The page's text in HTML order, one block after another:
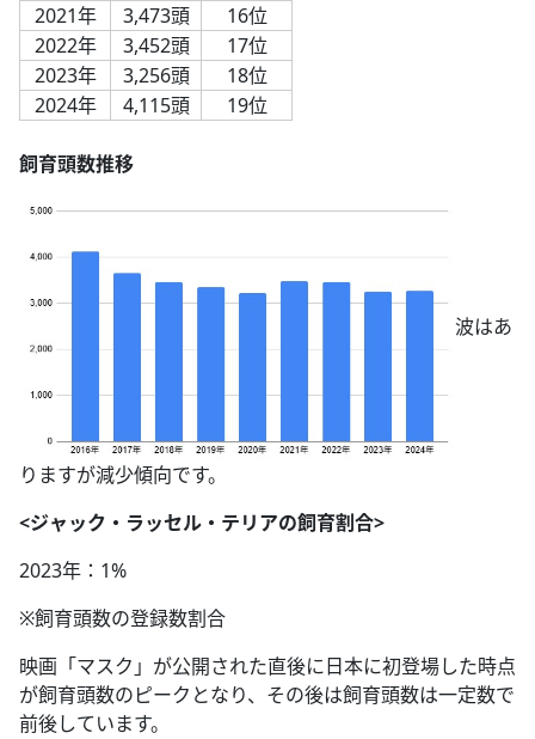
2021年
3,473頭
16位
2022年
3,452頭
17位
2023年
3,256頭
18位
2024年
4,115頭 19位
飼育頭数推移
波はあ
りますが減少傾向です。
<ジャック・ラッセル・テリアの飼育割合>
2023年：1%
※飼育頭数の登録数割合
映画「マスク」が公開された直後に日本に初登場した時点
が飼育頭数のピークとなり、その後は飼育頭数は一定数で
前後しています。